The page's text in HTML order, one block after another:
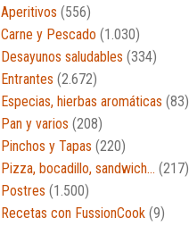
Aperitivos (556)
Carne y Pescado (1.030)
Desayunos saludables (334)
Entrantes (2.672)
Especias, hierbas aromáticas (83)
Pan y varios (208)
Pinchos y Tapas (220)
Pizza, bocadillo, sandwich… (217)
Postres (1.500)
Recetas con FussionCook (9)